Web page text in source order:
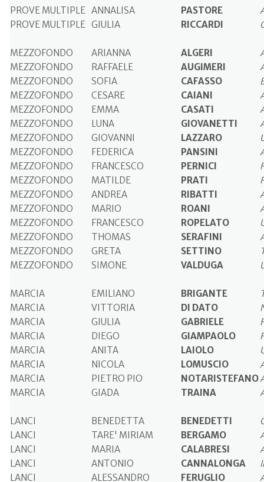
PROVE MULTIPLE ANNALISA PASTORE
PROVE MULTIPLE GIULIA RICCARDI
MEZZOFONDO ARIANNA ALGERI
MEZZOFONDO
RAFFAELE AUGIMERI
MEZZOFONDO
SOFIA CAFASSO
MEZZOFONDO
CESARE CAIANI
MEZZOFONDO
EMMA CASATI
MEZZOFONDO
LUNA GIOVANETTI
MEZZOFONDO
GIOVANNI LAZZARO
MEZZOFONDO
FEDERICA PANSINI
MEZZOFONDO
FRANCESCO PERNICI
MEZZOFONDO
MATILDE PRATI
MEZZOFONDO
ANDREA RIBATTI
MEZZOFONDO
MARIO ROANI
MEZZOFONDO
FRANCESCO ROPELATO
MEZZOFONDO
THOMAS SERAFINI
MEZZOFONDO
GRETA SETTINO
MEZZOFONDO
SIMONE VALDUGA
MARCIA EMILIANO BRIGANTE
MARCIA
VITTORIA DI DATO
MARCIA
GIULIA GABRIELE
MARCIA
DIEGO GIAMPAOLO
MARCIA
ANITA LAIOLO
MARCIA
NICOLA LOMUSCIO
MARCIA
PIETRO PIO NOTARISTEFANO
MARCIA
GIADA TRAINA
LANCI BENEDETTA BENEDETTI
LANCI
TARE' MIRIAM BERGAMO
LANCI
MARIA CALABRESI
LANCI
ANTONIO CANNALONGA
LANCI
ALESSANDRO FERUGLIO